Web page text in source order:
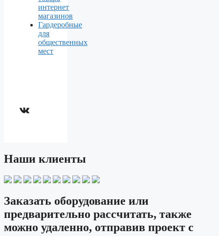
интернет
магазинов
Гардеробные
для
общественных
мест
ВКонтакте
Наши клиенты
Заказать оборудование или
предварительно рассчитать, также
можно удаленно, отправив проект с